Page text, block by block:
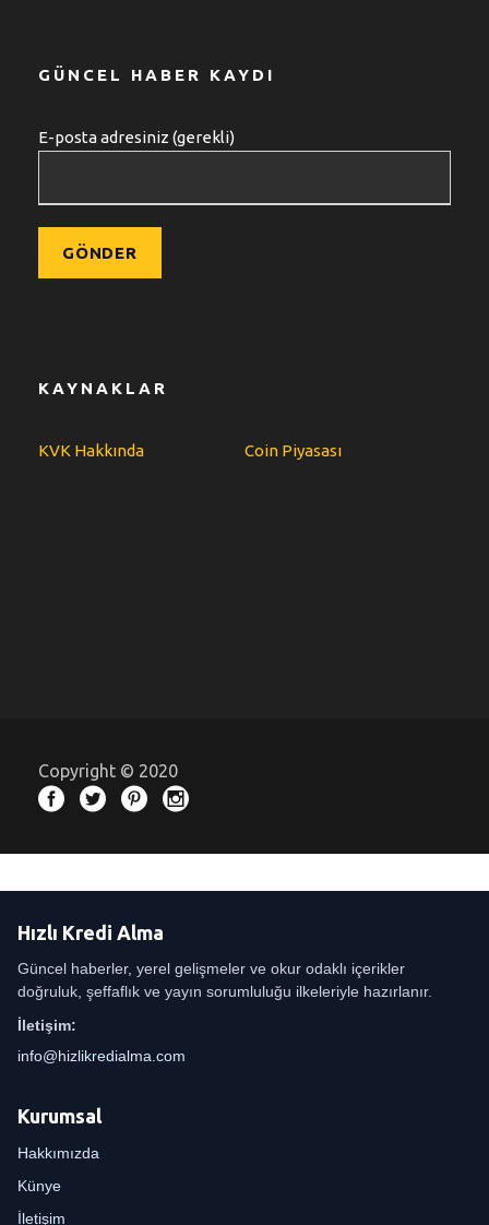
GÜNCEL HABER KAYDI
E-posta adresiniz (gerekli)
KAYNAKLAR
KVK Hakkında Coin Piyasası
Copyright © 2020
Hızlı Kredi Alma
Güncel haberler, yerel gelişmeler ve okur odaklı içerikler
doğruluk, şeffaflık ve yayın sorumluluğu ilkeleriyle hazırlanır.
İletişim:
info@hizlikredialma.com
Kurumsal
Hakkımızda
Künye
İletişim